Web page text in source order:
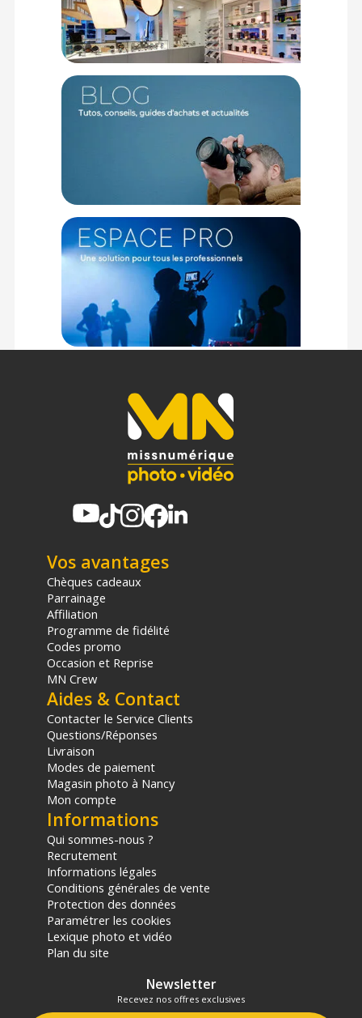
Vos avantages
Chèques cadeaux
Parrainage
Affiliation
Programme de fidélité
Codes promo
Occasion et Reprise
MN Crew
Aides & Contact
Contacter le Service Clients
Questions/Réponses
Livraison
Modes de paiement
Magasin photo à Nancy
Mon compte
Informations
Qui sommes-nous ?
Recrutement
Informations légales
Conditions générales de vente
Protection des données
Paramétrer les cookies
Lexique photo et vidéo
Plan du site
Newsletter
Recevez nos offres exclusives